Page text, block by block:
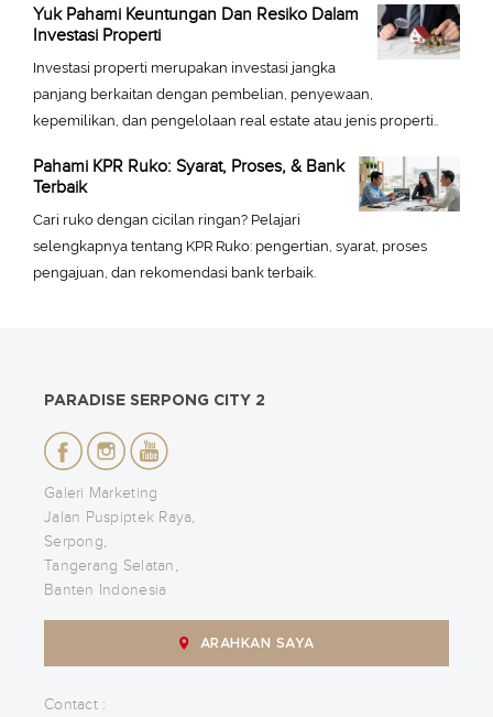
Yuk Pahami Keuntungan Dan Resiko Dalam
Investasi Properti
Investasi properti merupakan investasi jangka
panjang berkaitan dengan pembelian, penyewaan,
kepemilikan, dan pengelolaan real estate atau jenis properti..
Pahami KPR Ruko: Syarat, Proses, & Bank
Terbaik
Cari ruko dengan cicilan ringan? Pelajari
selengkapnya tentang KPR Ruko: pengertian, syarat, proses
pengajuan, dan rekomendasi bank terbaik.
PARADISE SERPONG CITY 2
Galeri Marketing
Jalan Puspiptek Raya,
Serpong,
Tangerang Selatan,
Banten Indonesia
ARAHKAN SAYA
Contact :